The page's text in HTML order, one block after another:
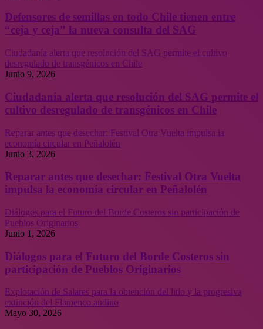
Defensores de semillas en todo Chile tienen entre
“ceja y ceja” la nueva consulta del SAG
Ciudadanía alerta que resolución del SAG permite el cultivo
desregulado de transgénicos en Chile
Junio 9, 2026
Ciudadanía alerta que resolución del SAG permite el
cultivo desregulado de transgénicos en Chile
Reparar antes que desechar: Festival Otra Vuelta impulsa la
economía circular en Peñalolén
Junio 3, 2026
Reparar antes que desechar: Festival Otra Vuelta
impulsa la economía circular en Peñalolén
Diálogos para el Futuro del Borde Costeros sin participación de
Pueblos Originarios
Junio 1, 2026
Diálogos para el Futuro del Borde Costeros sin
participación de Pueblos Originarios
Explotación de Salares para la obtención del litio y la progresiva
extinción del Flamenco andino
Mayo 30, 2026